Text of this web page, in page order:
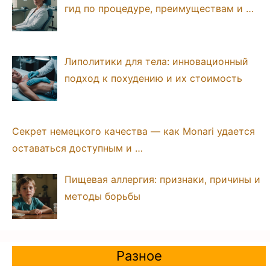
гид по процедуре, преимуществам и …
Липолитики для тела: инновационный
подход к похудению и их стоимость
Секрет немецкого качества — как Monari удается
оставаться доступным и …
Пищевая аллергия: признаки, причины и
методы борьбы
Разное